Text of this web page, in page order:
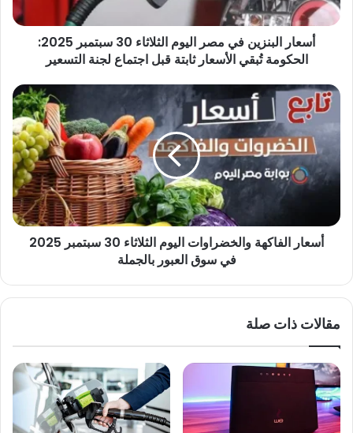
سبتمبر
2025:
الحكومة
ثابتة
قبل
اجتماع
التسعير
أسعار البنزين في مصر اليوم الثلاثاء 30 سبتمبر 2025:
الحكومة تُبقي الأسعار ثابتة قبل اجتماع لجنة التسعير
أسعار
الفاكهة
والخضراوات
اليوم
الثلاثاء
30
سبتمبر
في
سوق
أسعار الفاكهة والخضراوات اليوم الثلاثاء 30 سبتمبر 2025
في سوق العبور بالجملة
مقالات ذات صلة